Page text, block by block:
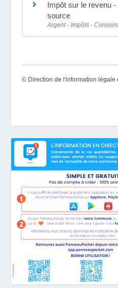
Impôt sur le revenu
source
Argent - Impôts -
© Direction de l'information légale